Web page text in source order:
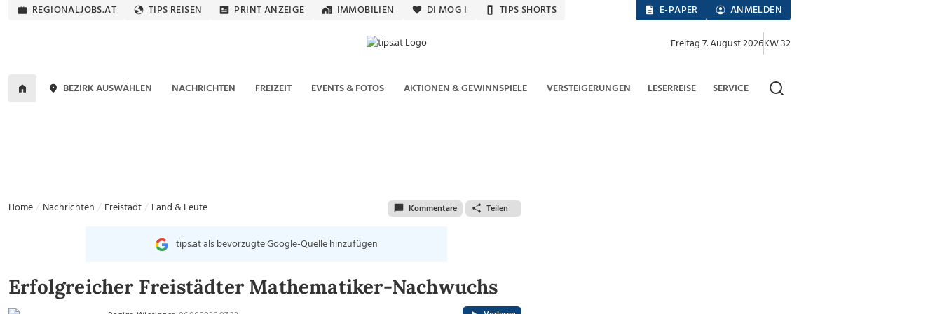
REGIONALJOBS.AT TIPS REISEN PRINT ANZEIGE IMMOBILIEN DI MOG I TIPS SHORTS E-PAPER ANMELDEN
Freitag 7. August 2026KW 32
BEZIRK AUSWÄHLEN NACHRICHTEN FREIZEIT EVENTS & FOTOS AKTIONEN & GEWINNSPIELE VERSTEIGERUNGEN LESERREISE SERVICE
Home Nachrichten Freistadt Land & Leute Kommentare Teilen
tips.at als bevorzugte Google-Quelle hinzufügen
Erfolgreicher Freistädter Mathematiker-Nachwuchs